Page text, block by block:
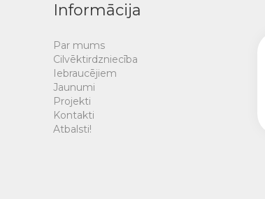
Informācija
Par mums
Cilvēktirdzniecība
Iebraucējiem
Jaunumi
Projekti
Kontakti
Atbalsti!